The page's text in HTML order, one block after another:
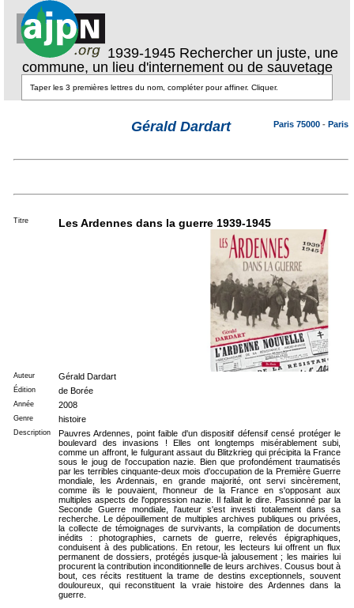
1939-1945 Rechercher un juste, une
commune, un lieu d'internement ou de sauvetage
Gérald Dardart Paris 75000 - Paris
Titre Les Ardennes dans la guerre 1939-1945
Auteur Gérald Dardart
Édition de Borée
Année 2008
Genre histoire
Description
Pauvres Ardennes, point faible d'un dispositif défensif censé protéger le
boulevard des invasions ! Elles ont longtemps misérablement subi,
comme un affront, le fulgurant assaut du Blitzkrieg qui précipita la France
sous le joug de l'occupation nazie. Bien que profondément traumatisés
par les terribles cinquante-deux mois d'occupation de la Première Guerre
mondiale, les Ardennais, en grande majorité, ont servi sincèrement,
comme ils le pouvaient, l'honneur de la France en s'opposant aux
multiples aspects de l'oppression nazie. Il fallait le dire. Passionné par la
Seconde Guerre mondiale, l'auteur s'est investi totalement dans sa
recherche. Le dépouillement de multiples archives publiques ou privées,
la collecte de témoignages de survivants, la compilation de documents
inédits : photographies, carnets de guerre, relevés épigraphiques,
conduisent à des publications. En retour, les lecteurs lui offrent un flux
permanent de dossiers, protégés jusque-là jalousement ; les mairies lui
procurent la contribution inconditionnelle de leurs archives. Cousus bout à
bout, ces récits restituent la trame de destins exceptionnels, souvent
douloureux, qui reconstituent la vraie histoire des Ardennes dans la
guerre.